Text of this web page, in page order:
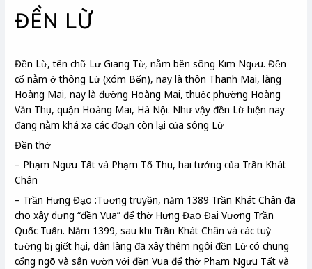
ĐỀN LỪ
Đền Lừ, tên chữ Lư Giang Từ, nằm bên sông Kim Ngưu. Đền
cổ nằmở thông Lừ (xóm Bến), nay là thôn Thanh Mai, làng
Hoàng Mai, nay là đường Hoàng Mai, thuộc phường Hoàng
Văn Thụ, quận Hoàng Mai, Hà Nội. Như vậy đền Lừ hiện nay
đang nằm khá xa các đoạn còn lại của sông Lừ
Đền thờ
– Phạm Ngưu Tất và Phạm Tổ Thu, hai tướng của Trần Khát
Chân
– Trần Hưng Đạo :Tương truyền, năm 1389 Trần Khát Chân đã
cho xây dựng “đền Vua” để thờ Hưng Đạo Đại Vương Trần
Quốc Tuấn. Năm 1399, sau khi Trần Khát Chân và các tuỳ
tướng bị giết hại, dân làng đã xây thêm ngôi đền Lừ có chung
cổng ngõ và sân vườn với đền Vua để thờ Phạm Ngưu Tất và